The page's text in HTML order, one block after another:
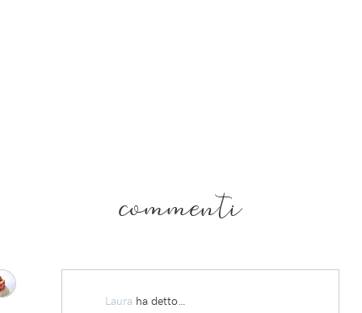
commenti
Laura ha detto…